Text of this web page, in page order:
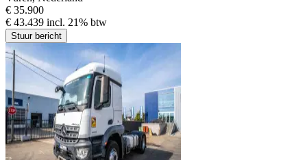
€ 35.900
€ 43.439 incl. 21% btw
Stuur bericht